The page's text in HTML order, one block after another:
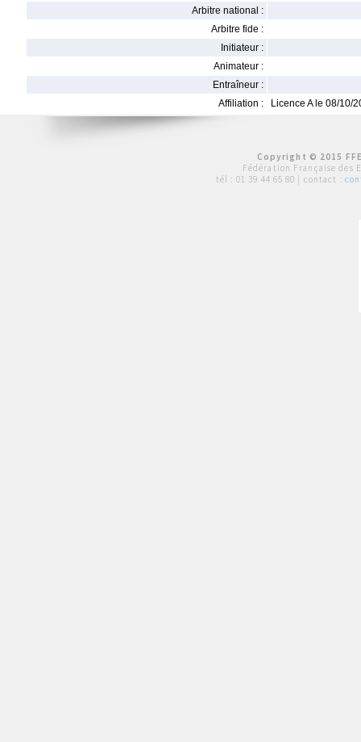
Arbitre national :
Arbitre fide :
Initiateur :
Animateur :
Entraîneur :
Affiliation :
Licence A le 08/10/
Copyright © 2015
Fédération Française des
tél : 01 39 44 65 80 | contact :